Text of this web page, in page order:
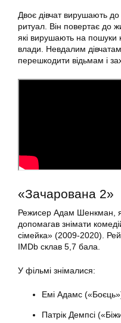
Двоє дівчат вирушають
ритуал. Він повертає до
які вирушають на пошуки
влади. Невдалим
перешкодити відьмам і
«Зачарована 2»
Режисер Адам Шенкман,
допомагав знімати
сімейка» (2009-2020).
IMDb склав 5,7 бала.
У фільмі знімалися:
Емі Адамс
Патрік Демпсі